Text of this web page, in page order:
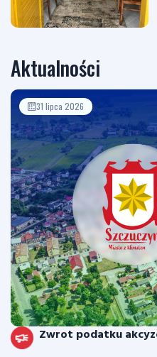
Aktualności
31 lipca 2026
Zwrot podatku